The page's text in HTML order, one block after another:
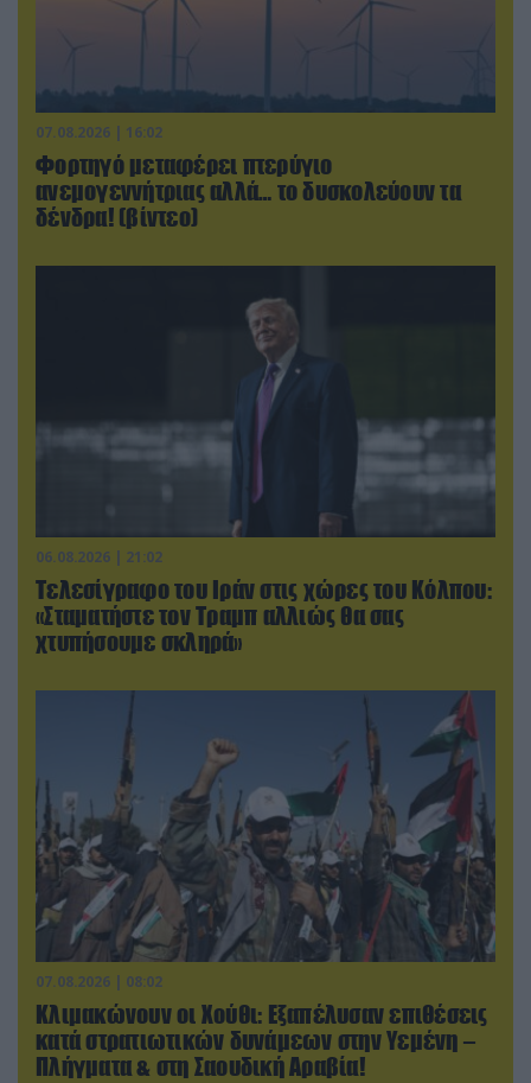
07.08.2026 | 16:02
Φορτηγό μεταφέρει πτερύγιο
ανεμογεννήτριας αλλά… το δυσκολεύουν τα
δένδρα! (βίντεο)
06.08.2026 | 21:02
Τελεσίγραφο του Ιράν στις χώρες του Κόλπου:
«Σταματήστε τον Τραμπ αλλιώς θα σας
χτυπήσουμε σκληρά»
07.08.2026 | 08:02
Κλιμακώνουν οι Χούθι: Eξαπέλυσαν επιθέσεις
κατά στρατιωτικών δυνάμεων στην Υεμένη –
Πλήγματα & στη Σαουδική Αραβία!